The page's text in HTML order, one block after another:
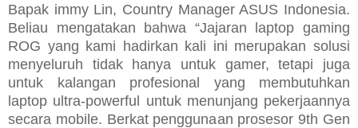
Bapak immy Lin, Country Manager ASUS Indonesia.
Beliau mengatakan bahwa “Jajaran laptop gaming
ROG yang kami hadirkan kali ini merupakan solusi
menyeluruh tidak hanya untuk gamer, tetapi juga
untuk kalangan profesional yang membutuhkan
laptop ultra-powerful untuk menunjang pekerjaannya
secara mobile. Berkat penggunaan prosesor 9th Gen